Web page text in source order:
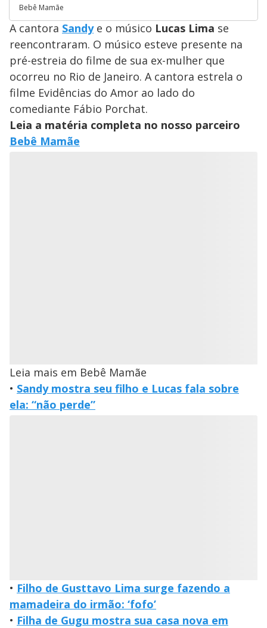
Bebê Mamãe
A cantora Sandye o músico Lucas Lima se
reencontraram. O músico esteve presente na
pré-estreia do filme de sua ex-mulher que
ocorreu no Rio de Janeiro. A cantora estrela o
filme Evidências do Amor ao lado do
comediante Fábio Porchat.
Leia a matéria completa no nosso parceiro
Bebê Mamãe
Leia mais em Bebê Mamãe
• Sandy mostra seu filho e Lucas fala sobre
ela: “não perde”
• Filho de Gusttavo Lima surge fazendo a
mamadeira do irmão: ‘fofo’
• Filha de Gugu mostra sua casa nova em